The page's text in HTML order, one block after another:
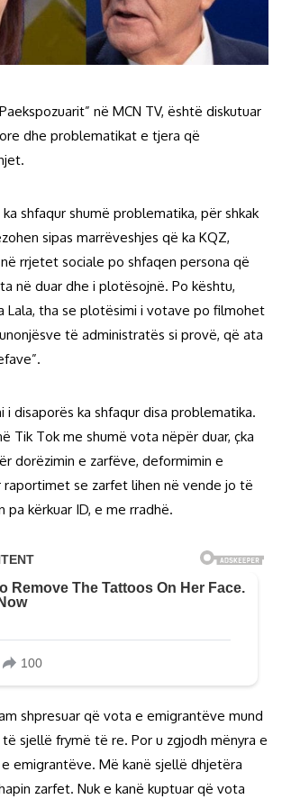
në MCN TV, është diskutuar
dhe problematikat e tjera që
shfaqur shumë problematika, për shkak
sipas marrëveshjes që ka KQZ,
rrjetet sociale po shfaqen persona që
në duar dhe i plotësojnë. Po kështu,
Lala, tha se plotësimi i votave po filmohet
të administratës si provë, që ata
i disaporës ka shfaqur disa problematika.
Tik Tok me shumë vota nëpër duar, çka
dorëzimin e zarfëve, deformimin e
se zarfet lihen në vende jo të
pa kërkuar ID, e me rradhë.
shpresuar që vota e emigrantëve mund
sjellë frymë të re. Por u zgjodh mënyra e
emigrantëve. Më kanë sjellë dhjetëra
zarfet. Nuk e kanë kuptuar që vota